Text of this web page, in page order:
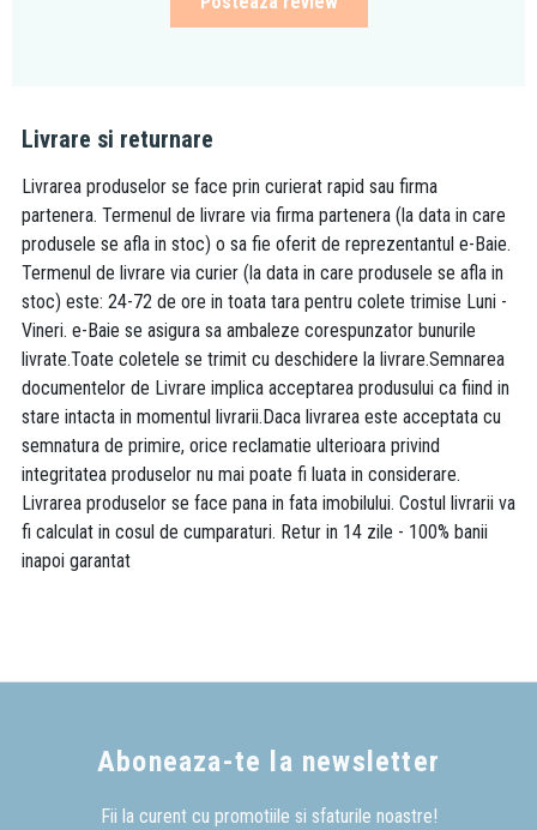
Livrare si returnare
Livrarea produselor se face prin curierat rapid sau firma
partenera. Termenul de livrare via firma partenera (la data in care
produsele se afla in stoc) o sa fie oferit de reprezentantul e-Baie.
Termenul de livrare via curier (la data in care produsele se afla in
stoc) este: 24-72 de ore in toata tara pentru colete trimise Luni -
Vineri. e-Baie se asigura sa ambaleze corespunzator bunurile
livrate.Toate coletele se trimit cu deschidere la livrare.Semnarea
documentelor de Livrare implica acceptarea produsului ca fiind in
stare intacta in momentul livrarii.Daca livrarea este acceptata cu
semnatura de primire, orice reclamatie ulterioara privind
integritatea produselor nu mai poate fi luata in considerare.
Livrarea produselor se face pana in fata imobilului. Costul livrarii va
fi calculat in cosul de cumparaturi. Retur in 14 zile - 100% banii
inapoi garantat
Aboneaza-te la newsletter
Fii la curent cu promotiile si sfaturile noastre!